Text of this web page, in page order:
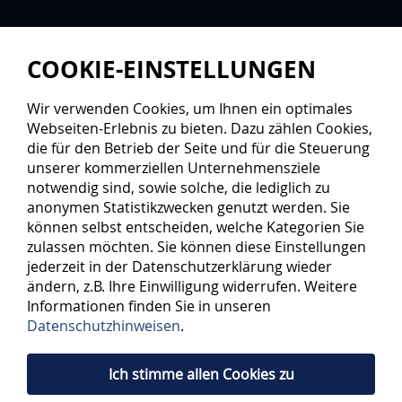
COOKIE-EINSTELLUNGEN
Wir verwenden Cookies, um Ihnen ein optimales
Webseiten-Erlebnis zu bieten. Dazu zählen Cookies,
die für den Betrieb der Seite und für die Steuerung
unserer kommerziellen Unternehmensziele
notwendig sind, sowie solche, die lediglich zu
anonymen Statistikzwecken genutzt werden. Sie
können selbst entscheiden, welche Kategorien Sie
zulassen möchten. Sie können diese Einstellungen
jederzeit in der Datenschutzerklärung wieder
ändern, z.B. Ihre Einwilligung widerrufen. Weitere
Informationen finden Sie in unseren
Datenschutzhinweisen.
Ich stimme allen Cookies zu